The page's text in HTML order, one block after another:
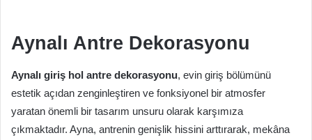
Aynalı Antre Dekorasyonu
Aynalı giriş hol antre dekorasyonu, evin giriş bölümünü
estetik açıdan zenginleştiren ve fonksiyonel bir atmosfer
yaratan önemli bir tasarım unsuru olarak karşımıza
çıkmaktadır. Ayna, antrenin genişlik hissini arttırarak, mekâna